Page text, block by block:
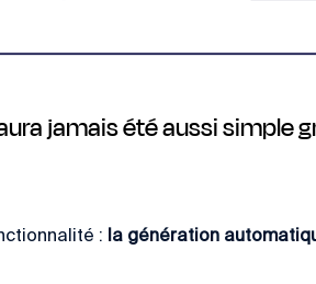
jamais été aussi simple
: la génération